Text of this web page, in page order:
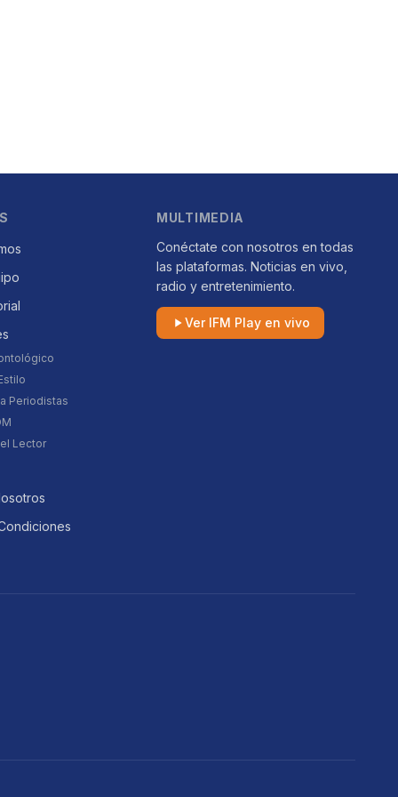
Periodistas
Lector
MULTIMEDIA
Conéctate con nosotros en todas
las plataformas. Noticias en vivo,
radio y entretenimiento.
Ver IFM Play en vivo